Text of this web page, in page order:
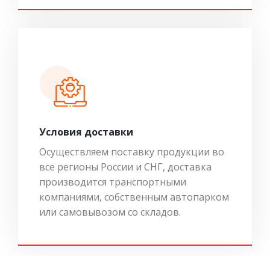
Условия доставки
Осуществляем поставку продукции во
все регионы России и СНГ, доставка
производится транспортными
компаниями, собственным автопарком
или самовывозом со складов.